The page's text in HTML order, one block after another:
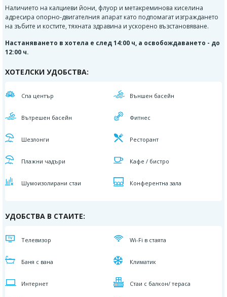
Наличието на калциеви йони, флуор и метакреминова киселина
адресира опорно-двигателния апарат като подпомагат изграждането
на зъбите и костите, тяхната здравина и ускорено възстановяване.
Настаняването в хотела е след 14:00 ч, а освобождаването - до
12:00 ч.
ХОТЕЛСКИ УДОБСТВА:
Спа център Външен басейн
Вътрешен басейн Фитнес
Шезлонги Ресторант
Плажни чадъри Кафе / бистро
Шумоизолирани стаи Конферентна зала
УДОБСТВА В СТАИТЕ:
Телевизор Wi-Fi в стаята
Баня с вана Климатик
Интернет Стаи с балкон/ тераса